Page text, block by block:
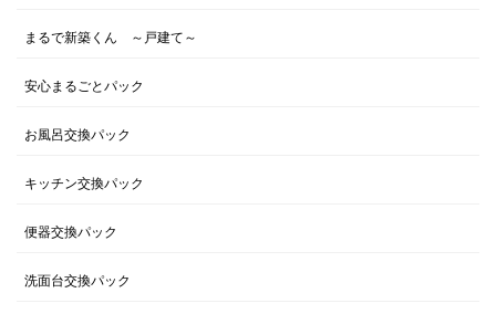
まるで新築くん ～戸建て～
安心まるごとパック
お風呂交換パック
キッチン交換パック
便器交換パック
洗面台交換パック